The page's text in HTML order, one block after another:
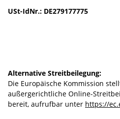
USt-IdNr.: DE279177775
Alternative Streitbeilegung:
Die Europäische Kommission
außergerichtliche Online-
bereit, aufrufbar unter https://